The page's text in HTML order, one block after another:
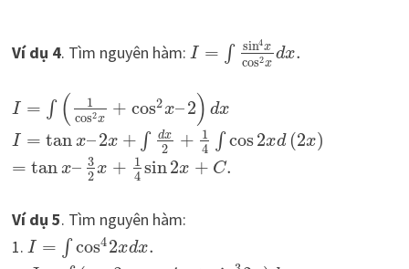
Ví dụ 4. Tìm nguyên hàm: I = ∫ sin4x
cos2x
dx.
I = ∫ (
1
cos2x
+ cos2x–2) dx
I = tan x–2x + ∫ dx
2 + 1
4
∫ cos2xd (2x)
= tan x– 3
2 x + 1
4 sin2x + C.
Ví dụ 5. Tìm nguyên hàm:
1. I = ∫ cos42xdx.